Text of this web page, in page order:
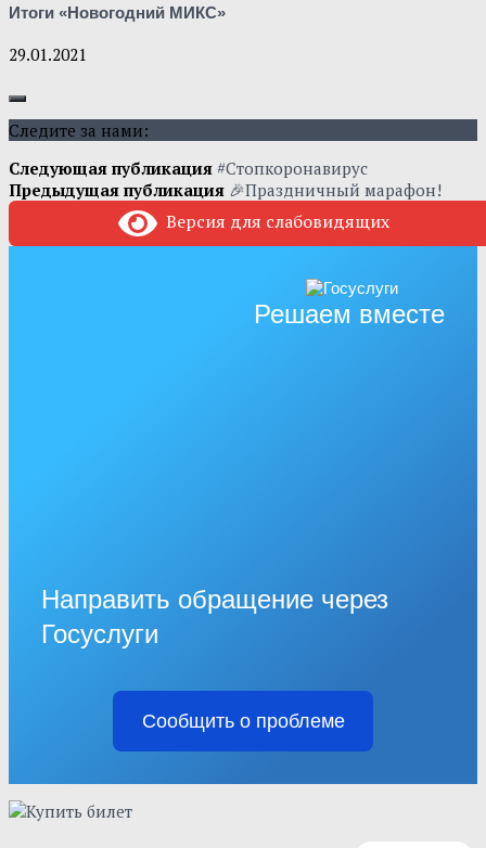
Итоги «Новогодний МИКС»
29.01.2021
Следите за нами:
Следующая публикация #Стопкоронавирус
Предыдущая публикация 🎉Праздничный марафон!
Версия для слабовидящих
Решаем вместе
Направить обращение через
Госуслуги
Сообщить о проблеме